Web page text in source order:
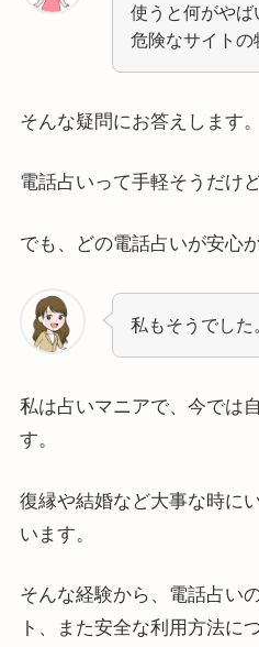
使うと何がやば
危険なサイトの
そんな疑問にお答えします。
電話占いって手軽そうだけ
でも、どの電話占いが安心
私もそうでした
私は占いマニアで、今では
す。
復縁や結婚など大事な時に
います。
そんな経験から、電話占い
ト、また安全な利用方法に